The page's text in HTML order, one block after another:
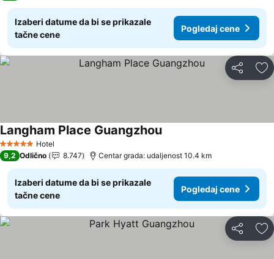
Izaberi datume da bi se prikazale
tačne cene
Pogledaj cene
Deli
5 ZvezdiceHotel
Langham Place GuangzhouPogledaj cene
9,2 Odlično 8.747 Centar grada: udaljenost 10.4 km
Izaberi datume da bi se prikazale
tačne cene
Pogledaj cene
Deli